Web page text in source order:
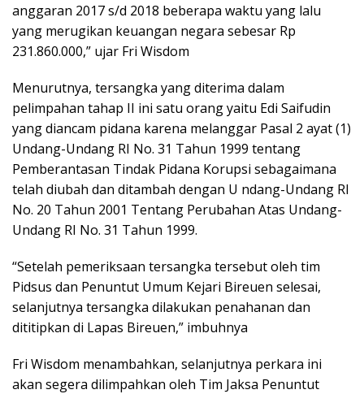
anggaran 2017 s/d 2018 beberapa waktu yang lalu
yang merugikan keuangan negara sebesar Rp
231.860.000,” ujar Fri Wisdom
Menurutnya, tersangka yang diterima dalam
pelimpahan tahap II ini satu orang yaitu Edi Saifudin
yang diancam pidana karena melanggar Pasal 2 ayat (1)
Undang-Undang RI No. 31 Tahun 1999 tentang
Pemberantasan Tindak Pidana Korupsi sebagaimana
telah diubah dan ditambah dengan U ndang-Undang RI
No. 20 Tahun 2001 Tentang Perubahan Atas Undang-
Undang RI No. 31 Tahun 1999.
“Setelah pemeriksaan tersangka tersebut oleh tim
Pidsus dan Penuntut Umum Kejari Bireuen selesai,
selanjutnya tersangka dilakukan penahanan dan
dititipkan di Lapas Bireuen,” imbuhnya
Fri Wisdom menambahkan, selanjutnya perkara ini
akan segera dilimpahkan oleh Tim Jaksa Penuntut